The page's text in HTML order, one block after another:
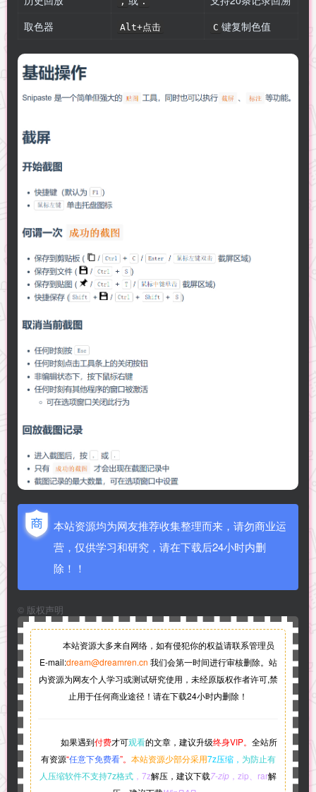
取色器
Alt+点击 C 键复制色值
本站资源均为网友推荐收集整理而来，请勿商业运
营，仅供学习和研究，请在下载后24小时内删
除！！
© 版权声明
本站资源大多来自网络，如有侵犯你的权益请联系管理员
E-mail:dream@dreamren.cn 我们会第一时间进行审核删除。站
内资源为网友个人学习或测试研究使用，未经原版权作者许可,禁
止用于任何商业途径！请在下载24小时内删除！
如果遇到付费才可观看的文章，建议升级终身VIP。 全站所
有资源“任意下免费看”。 本站资源少部分采用7z压缩， 为防止有
人压缩软件不支持7z格式 ，7z解压，建议下载7-zip ，zip、rar解